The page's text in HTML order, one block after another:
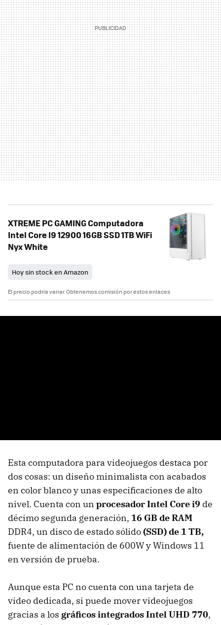
XTREME PC GAMING Computadora
Intel Core I9 12900 16GB SSD 1TB WiFi
Nyx White
Hoy sin stock en Amazon
El precio podría variar. Obtenemos comisión por estos enlaces
Esta computadora para videojuegos destaca por
dos cosas: un diseño minimalista con acabados
en color blanco y unas especificaciones de alto
nivel. Cuenta con un procesador Intel Core i9 de
décimo segunda generación, 16 GB de RAM
DDR4, un disco de estado sólido(SSD) de 1 TB,
fuente de alimentación de 600W y Windows 11
en versión de prueba.
Aunque esta PC no cuenta con una tarjeta de
video dedicada, si puede mover videojuegos
gracias a los gráficos integrados Intel UHD 770,